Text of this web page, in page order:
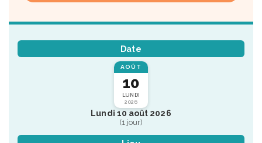
Date
AOÛT
10
LUNDI
2026
Lundi 10 août 2026
(1 jour)